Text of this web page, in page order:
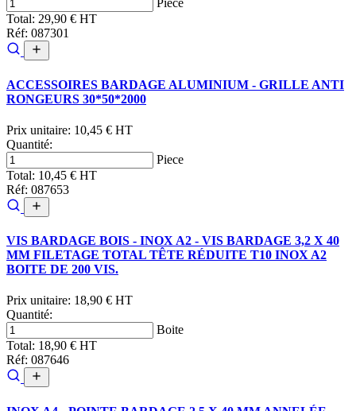
Piece
Total: 29,90 € HT
Réf: 087301
ACCESSOIRES BARDAGE ALUMINIUM - GRILLE ANTI
RONGEURS 30*50*2000
Prix unitaire: 10,45 € HT
Quantité:
Piece
Total: 10,45 € HT
Réf: 087653
VIS BARDAGE BOIS - INOX A2 - VIS BARDAGE 3,2 X 40
MM FILETAGE TOTAL TÊTE RÉDUITE T10 INOX A2
BOITE DE 200 VIS.
Prix unitaire: 18,90 € HT
Quantité:
Boite
Total: 18,90 € HT
Réf: 087646